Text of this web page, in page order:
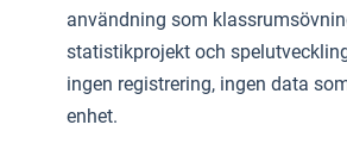
användning som
statistikprojekt och
ingen registrering, ingen data
enhet.